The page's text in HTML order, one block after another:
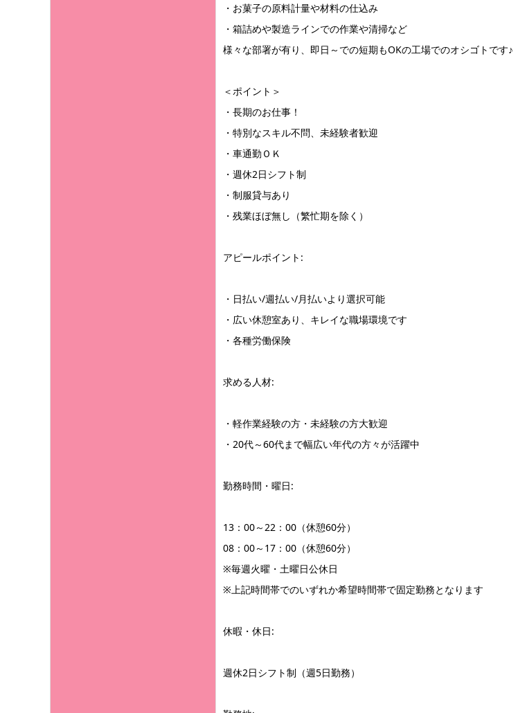
・お菓子の原料計量や材料の仕込み
・箱詰めや製造ラインでの作業や清掃など
様々な部署が有り、即日～での短期もOKの工場でのオシゴトです♪
＜ポイント＞
・長期のお仕事！
・特別なスキル不問、未経験者歓迎
・車通勤ＯＫ
・週休2日シフト制
・制服貸与あり
・残業ほぼ無し（繁忙期を除く）
アピールポイント:
・日払い/週払い/月払いより選択可能
・広い休憩室あり、キレイな職場環境です
・各種労働保険
求める人材:
・軽作業経験の方・未経験の方大歓迎
・20代～60代まで幅広い年代の方々が活躍中
勤務時間・曜日:
13：00～22：00（休憩60分）
08：00～17：00（休憩60分）
※毎週火曜・土曜日公休日
※上記時間帯でのいずれか希望時間帯で固定勤務となります
休暇・休日:
週休2日シフト制（週5日勤務）